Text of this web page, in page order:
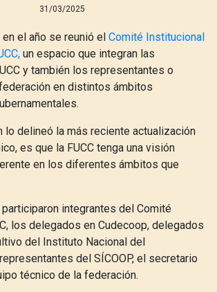
31/03/2025
el año se reunió el Comité Institucional
un espacio que integran las
y también los representantes o
en distintos ámbitos
lo delineó la más reciente actualización
es que la FUCC tenga una visión
en los diferentes ámbitos que
integrantes del Comité
los delegados en Cudecoop, delegados
del Instituto Nacional del
del SÍCOOP, el secretario
técnico de la federación.